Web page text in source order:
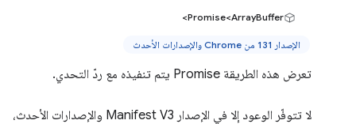
Promise<ArrayBuffer>
الإصدار 131 من Chrome والإصدارات الأحدث
تعرض هذه الطريقة Promise يتم تنفيذه مع ردّ التحدي.
لا تتوفّر الوعود إلا في الإصدار Manifest V3 والإصدارات الأحدث،